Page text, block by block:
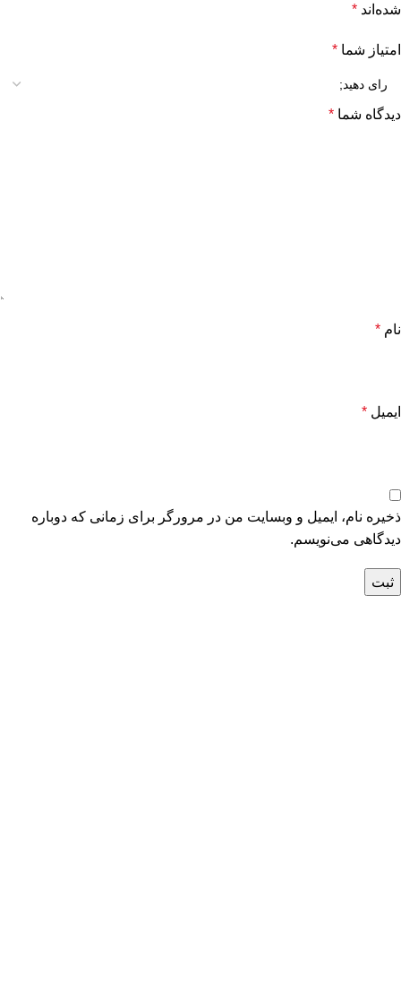
شده‌اند *
امتیاز شما *
دیدگاه شما *
نام *
ایمیل *
ذخیره نام، ایمیل و وبسایت من در مرورگر برای زمانی که دوباره
دیدگاهی می‌نویسم.